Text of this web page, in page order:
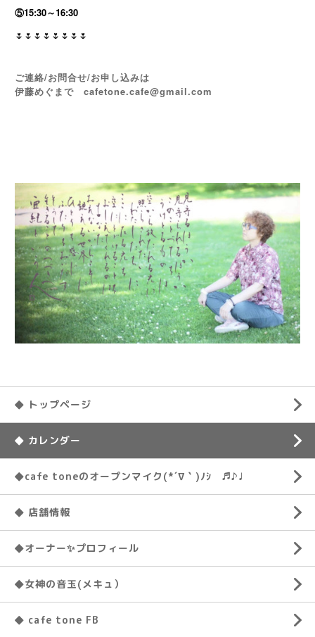
⑤15:30～16:30
🌷🌷🌷🌷🌷🌷🌷🌷
ご連絡/お問合せ/お申し込みは
伊藤めぐまで cafetone.cafe@gmail.com
◆ トップページ
◆ カレンダー
◆cafe toneのオープンマイク(*´∇｀)ﾉｼ ♬♪♩
◆ 店舗情報
◆オーナー✨プロフィール
◆女神の音玉(メキュ）
◆ cafe tone FB